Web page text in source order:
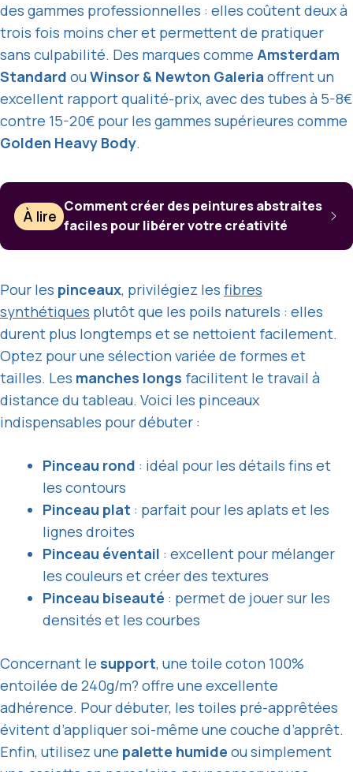
des gammes professionnelles : elles coûtent deux à
trois fois moins cher et permettent de pratiquer
sans culpabilité. Des marques comme Amsterdam
Standard ouWinsor & Newton Galeria offrent un
excellent rapport qualité-prix, avec des tubes à 5-8€
contre 15-20€ pour les gammes supérieures comme
Golden Heavy Body.
À lire
Comment créer des peintures abstraites
faciles pour libérer votre créativité
Pour les pinceaux, privilégiez les fibres
synthétiques plutôt que les poils naturels : elles
durent plus longtemps et se nettoient facilement.
Optez pour une sélection variée de formes et
tailles. Les manches longs facilitent le travail à
distance du tableau. Voici les pinceaux
indispensables pour débuter :
Pinceau rond : idéal pour les détails fins et
les contours
Pinceau plat : parfait pour les aplats et les
lignes droites
Pinceau éventail : excellent pour mélanger
les couleurs et créer des textures
Pinceau biseauté : permet de jouer sur les
densités et les courbes
Concernant le support, une toile coton 100%
entoilée de 240g/m? offre une excellente
adhérence. Pour débuter, les toiles pré-apprêtées
évitent d’appliquer soi-même une couche d’apprêt.
Enfin, utilisez une palette humide ou simplement